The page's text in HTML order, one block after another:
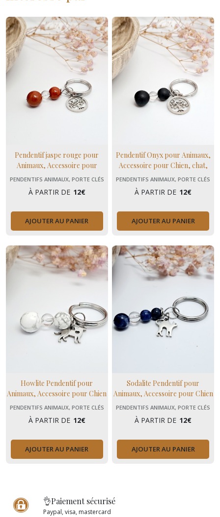
Pendentif jaspe rouge pour
Animaux, Accessoire pour
Chien, chat, cheval Pierres
PENDENTIFS ANIMAUX, PORTE CLÉS
À PARTIR DE 12€
AJOUTER AU PANIER
Pendentif Onyx pour Animaux,
Accessoire pour Chien, chat,
cheval, Pierres Naturelles
PENDENTIFS ANIMAUX, PORTE CLÉS
À PARTIR DE 12€
AJOUTER AU PANIER
Howlite Pendentif pour
Animaux, Accessoire pour Chien
, chat, cheval, Pierres
Naturelles, Domidora
PENDENTIFS ANIMAUX, PORTE CLÉS
À PARTIR DE 12€
AJOUTER AU PANIER
Sodalite Pendentif pour
Animaux, Accessoire pour Chien
et Chat, Pierres Naturelles,
PENDENTIFS ANIMAUX, PORTE CLÉS
À PARTIR DE 12€
AJOUTER AU PANIER
👌Paiement sécurisé
Paypal, visa, mastercard